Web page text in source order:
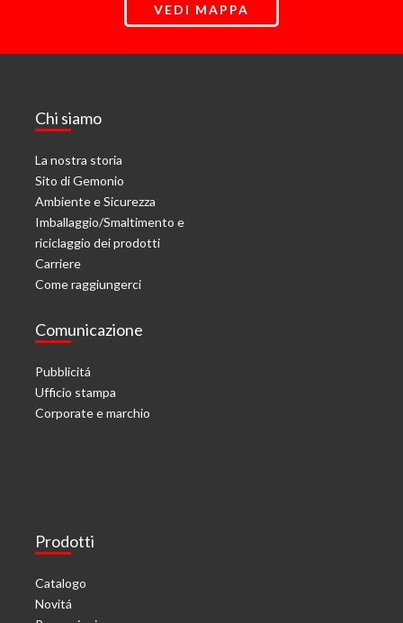
VEDI MAPPA
Chi siamo
La nostra storia
Sito di Gemonio
Ambiente e Sicurezza
Imballaggio/Smaltimento e
riciclaggio dei prodotti
Carriere
Come raggiungerci
Comunicazione
Pubblicitá
Ufficio stampa
Corporate e marchio
Prodotti
Catalogo
Novitá